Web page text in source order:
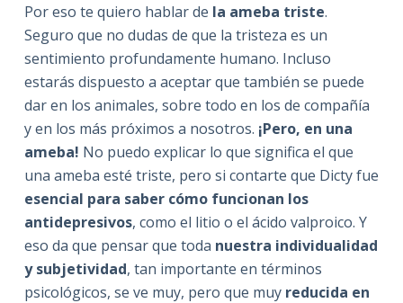
Por eso te quiero hablar de la ameba triste.
Seguro que no dudas de que la tristeza es un
sentimiento profundamente humano. Incluso
estarás dispuesto a aceptar que también se puede
dar en los animales, sobre todo en los de compañía
y en los más próximos a nosotros. ¡Pero, en una
ameba! No puedo explicar lo que significa el que
una ameba esté triste, pero si contarte que Dicty fue
esencial para saber cómo funcionan los
antidepresivos, como el litio o el ácido valproico. Y
eso da que pensar que toda nuestra individualidad
y subjetividad, tan importante en términos
psicológicos, se ve muy, pero que muy reducida en